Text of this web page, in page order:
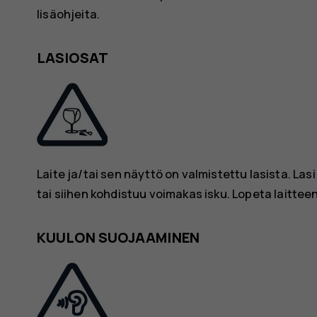
lisäohjeita.
LASIOSAT
Laite ja/tai sen näyttö on valmistettu lasista.
tai siihen kohdistuu voimakas isku. Lopeta
KUULON SUOJAAMINEN